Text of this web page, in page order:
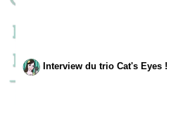
Interview du trio Cat's Eyes !